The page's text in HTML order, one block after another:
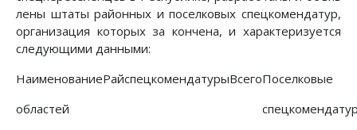
лены штаты районных и поселковых спецкомендатур,
организация которых за кончена, и характеризуется
следующими данными:
Наименование
областей
РайспецкомендатурыВсегоПоселковые